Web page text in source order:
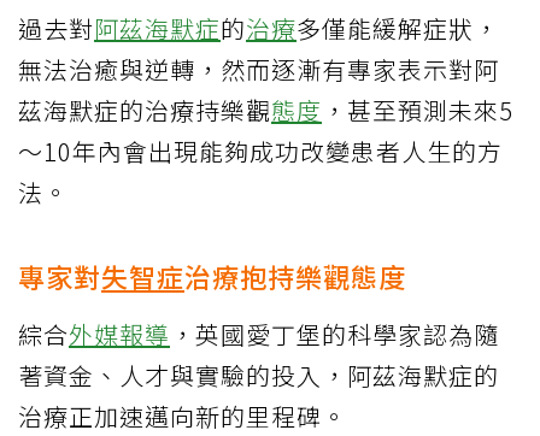
過去對阿茲海默症的治療多僅能緩解症狀，
無法治癒與逆轉，然而逐漸有專家表示對阿
茲海默症的治療持樂觀態度 ，甚至預測未來5
～10年內會出現能夠成功改變患者人生的方
法。
專家對失智症治療抱持樂觀態度
綜合外媒報導 ，英國愛丁堡的科學家認為隨
著資金、人才與實驗的投入，阿茲海默症的
治療正加速邁向新的里程碑。